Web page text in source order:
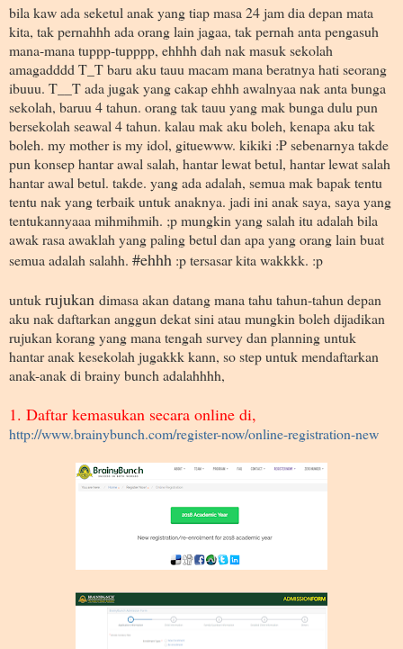
bila kaw ada seketul anak yang tiap masa 24 jam dia depan mata
kita, tak pernahhh ada orang lain jagaa, tak pernah anta pengasuh
mana-mana tuppp-tupppp, ehhhh dah nak masuk sekolah
amagadddd T_T baru aku tauu macam mana beratnya hati seorang
ibuuu. T__T ada jugak yang cakap ehhh awalnyaa nak anta bunga
sekolah, baruu 4 tahun. orang tak tauu yang mak bunga dulu pun
bersekolah seawal 4 tahun. kalau mak aku boleh, kenapa aku tak
boleh. my mother is my idol, gituewww. kikiki :P sebenarnya takde
pun konsep hantar awal salah, hantar lewat betul, hantar lewat salah
hantar awal betul. takde. yang ada adalah, semua mak bapak tentu
tentu nak yang terbaik untuk anaknya. jadi ini anak saya, saya yang
tentukannyaaa mihmihmih. ;p mungkin yang salah itu adalah bila
awak rasa awaklah yang paling betul dan apa yang orang lain buat
semua adalah salahh. #ehhh :p tersasar kita wakkkk. :p
untukrujukan dimasa akan datang mana tahu tahun-tahun depan
aku nak daftarkan anggun dekat sini atau mungkin boleh dijadikan
rujukan korang yang mana tengah survey dan planning untuk
hantar anak kesekolah jugakkk kann, so step untuk mendaftarkan
anak-anak di brainy bunch adalahhhh,
1. Daftar kemasukan secara online di,
http://www.brainybunch.com/register-now/online-registration-new